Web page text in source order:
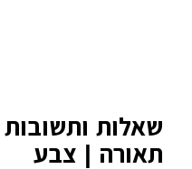
שאלות
תאורה | צבע